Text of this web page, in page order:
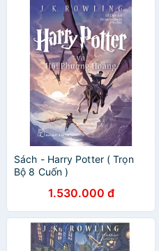
Sách - Harry Potter ( Trọn
Bộ 8 Cuốn )
1.530.000 đ